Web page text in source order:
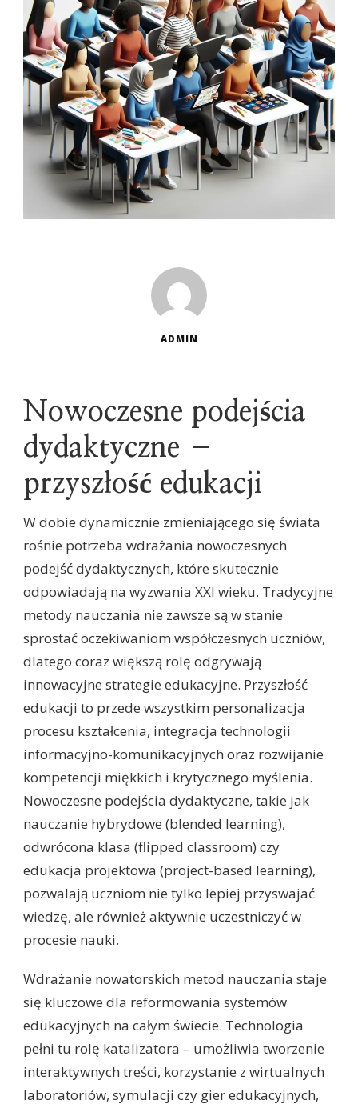
ADMIN
Nowoczesne podejścia
dydaktyczne –
przyszłość edukacji
W dobie dynamicznie zmieniającego się świata
rośnie potrzeba wdrażania nowoczesnych
podejść dydaktycznych, które skutecznie
odpowiadają na wyzwania XXI wieku. Tradycyjne
metody nauczania nie zawsze są w stanie
sprostać oczekiwaniom współczesnych uczniów,
dlatego coraz większą rolę odgrywają
innowacyjne strategie edukacyjne. Przyszłość
edukacji to przede wszystkim personalizacja
procesu kształcenia, integracja technologii
informacyjno-komunikacyjnych oraz rozwijanie
kompetencji miękkich i krytycznego myślenia.
Nowoczesne podejścia dydaktyczne, takie jak
nauczanie hybrydowe (blended learning),
odwrócona klasa (flipped classroom) czy
edukacja projektowa (project-based learning),
pozwalają uczniom nie tylko lepiej przyswajać
wiedzę, ale również aktywnie uczestniczyć w
procesie nauki.
Wdrażanie nowatorskich metod nauczania staje
się kluczowe dla reformowania systemów
edukacyjnych na całym świecie. Technologia
pełni tu rolę katalizatora – umożliwia tworzenie
interaktywnych treści, korzystanie z wirtualnych
laboratoriów, symulacji czy gier edukacyjnych,